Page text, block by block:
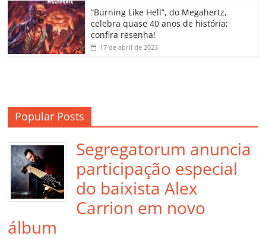
o
m
“Burning Like Hell”, do Megahertz,
celebra quase 40 anos de história;
confira resenha!
17 de abril de 2023
Popular Posts
Segregatorum anuncia
participação especial
do baixista Alex
Carrion em novo
álbum